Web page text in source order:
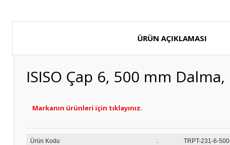
ÜRÜN AÇIKLAMASI
ISISO Çap 6, 500 mm
Markanın ürünleri için tıklayınız.
Ürün Kodu :